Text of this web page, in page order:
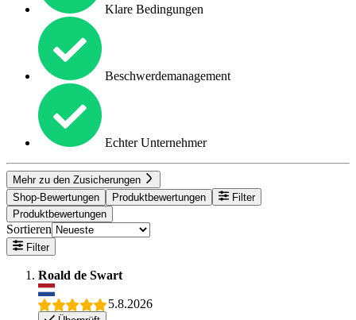
Klare Bedingungen
Beschwerdemanagement
Echter Unternehmer
Mehr zu den Zusicherungen
Shop-Bewertungen
Produktbewertungen
Filter
Produktbewertungen
Sortieren
Filter
Roald de Swart
5.8.2026